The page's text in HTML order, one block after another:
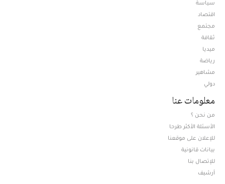
سياسة
اقتصاد
مجتمع
ثقافة
ميديا
رياضة
مشاهير
دولي
معلومات عنا
من نحن ؟
الأسئلة الأكثر طرحا
للإعلان على موقعنا
بيانات قانونية
للإتصال بنا
أرشيف